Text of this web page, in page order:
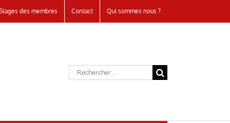
des membres Contact Qui sommes nous ?
Rechercher: